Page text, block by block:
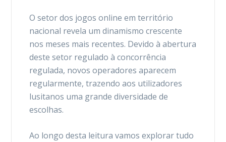
O setor dos jogos online em território
nacional revela um dinamismo crescente
nos meses mais recentes. Devido à abertura
deste setor regulado à concorrência
regulada, novos operadores aparecem
regularmente, trazendo aos utilizadores
lusitanos uma grande diversidade de
escolhas.
Ao longo desta leitura vamos explorar tudo